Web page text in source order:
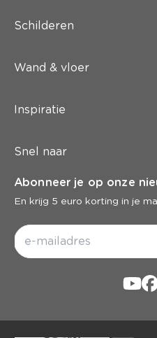
Schilderen
Wand & vloer
Inspiratie
Snel naar
Abonneer je op onze
En krijg 5 euro korting in je